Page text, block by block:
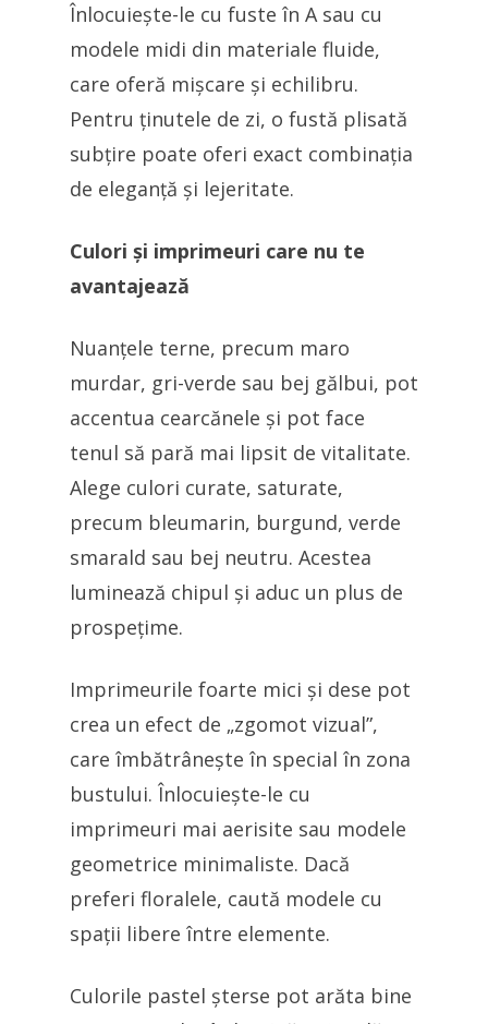
Înlocuiește-le cu fuste în A sau cu
modele midi din materiale fluide,
care oferă mișcare și echilibru.
Pentru ținutele de zi, o fustă plisată
subțire poate oferi exact combinația
de eleganță și lejeritate.
Culori și imprimeuri care nu te
avantajează
Nuanțele terne, precum maro
murdar, gri-verde sau bej gălbui, pot
accentua cearcănele și pot face
tenul să pară mai lipsit de vitalitate.
Alege culori curate, saturate,
precum bleumarin, burgund, verde
smarald sau bej neutru. Acestea
luminează chipul și aduc un plus de
prospețime.
Imprimeurile foarte mici și dese pot
crea un efect de „zgomot vizual”,
care îmbătrânește în special în zona
bustului. Înlocuiește-le cu
imprimeuri mai aerisite sau modele
geometrice minimaliste. Dacă
preferi floralele, caută modele cu
spații libere între elemente.
Culorile pastel șterse pot arăta bine